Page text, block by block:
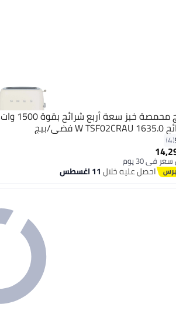
سميج محمصة خبز سعة أربع شرائح بقوة 1500 وات
4
في 30 يوم
مجاني
في 30 يوماحصل عليه خلال11 اغسطس